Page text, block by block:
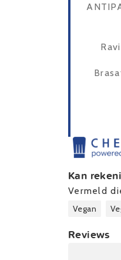
Kan
Vermeld
Vegan
Reviews